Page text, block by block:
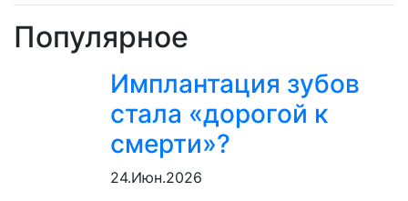
Популярное
Имплантация зубов
стала «дорогой к
смерти»?
24.Июн.2026